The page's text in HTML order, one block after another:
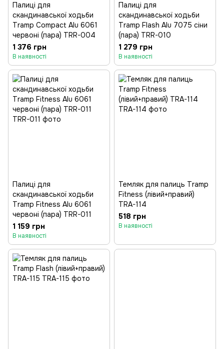
Палиці для
скандинавської ходьби
Tramp Compact Alu 6061
червоні (пара) TRR-004
1 376 грн
В наявності
Палиці для
скандинавської ходьби
Tramp Flash Alu 7075 сіни
(пара) TRR-010
1 279 грн
В наявності
Палиці для
скандинавської ходьби
Tramp Fitness Alu 6061
червоні (пара) TRR-011
1 159 грн
В наявності
Темляк для палиць Tramp
Fitness (лівий+правий)
TRA-114
518 грн
В наявності